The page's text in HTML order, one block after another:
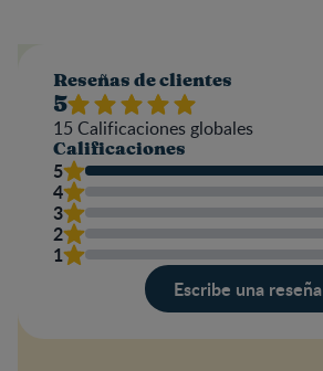
Reseñas de clientes
5
15 Calificaciones globales
Calificaciones
5
4
3
2
1
Escribe una reseña